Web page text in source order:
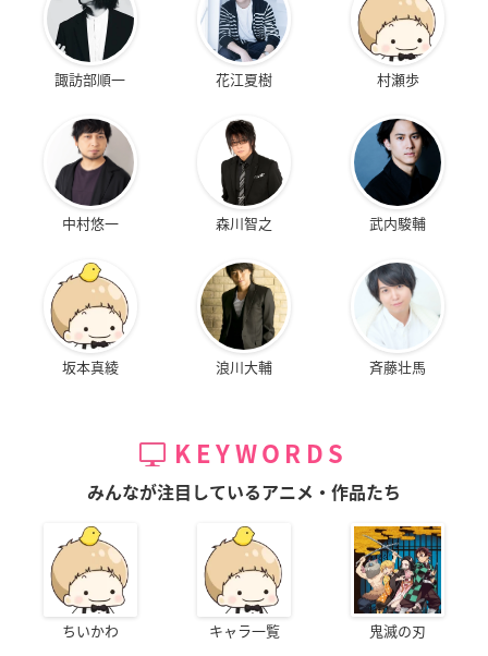
諏訪部順一 花江夏樹 村瀬歩
中村悠一 森川智之 武内駿輔
坂本真綾 浪川大輔 斉藤壮馬
KEYWORDS
みんなが注目しているアニメ・作品たち
ちいかわ キャラ一覧 鬼滅の刃